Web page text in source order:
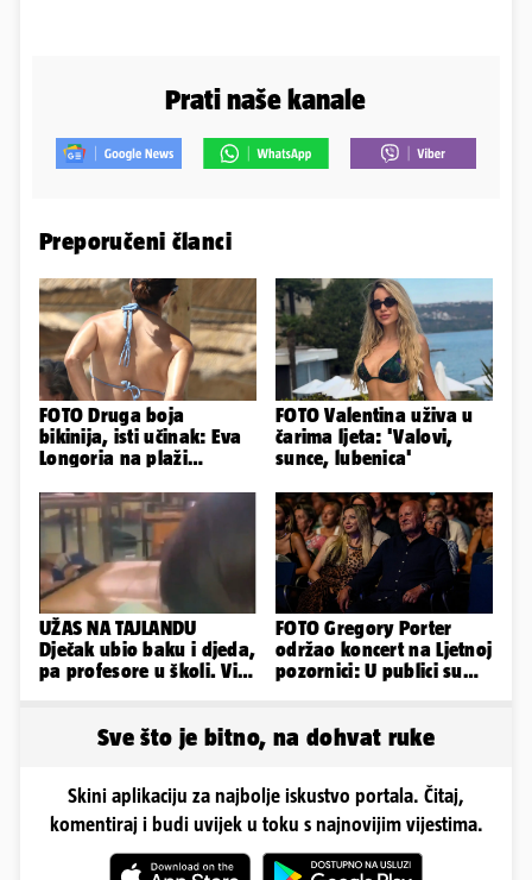
Prati naše kanale
Preporučeni članci
FOTO Druga boja
bikinija, isti učinak: Eva
Longoria na plaži
obline
FOTO Valentina uživa u
čarima ljeta: 'Valovi,
sunce, lubenica'
UŽAS NA TAJLANDU
Dječak ubio baku i djeda,
pa profesore u školi. Više
FOTO Gregory Porter
održao koncert na Ljetnoj
pozornici: U publici su
Sve što je bitno, na dohvat ruke
Skini aplikaciju za najbolje iskustvo portala. Čitaj,
komentiraj i budi uvijek u toku s najnovijim vijestima.